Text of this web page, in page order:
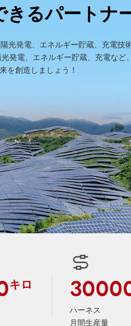
るパートナ
光発電、エネルギー貯蔵、充電技
発電、エネルギー貯蔵、充電など
を創造しましょう！
キロ
ハーネス
月間生産量